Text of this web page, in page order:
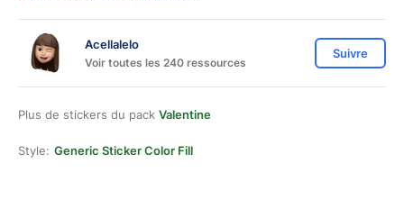
Acellalelo
Voir toutes les 240 ressources
Suivre
Plus de stickers du pack Valentine
Style: Generic Sticker Color Fill